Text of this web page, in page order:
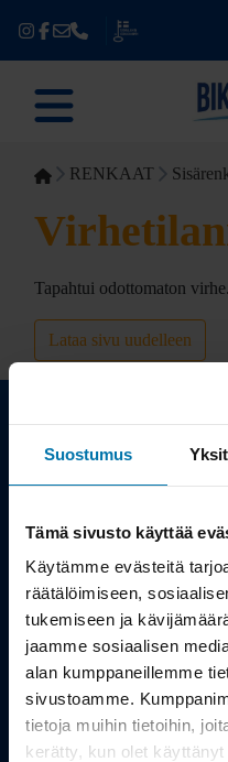
Suostumus
Tämä sivusto käyttää
Käytämme evästeitä
räätälöimiseen,
tukemiseen ja
jaamme sosiaalisen
alan kumppaneillemme
sivustoamme.
tietoja muihin tietoihin,
kerätty, kun olet käyttänyt
RENKAAT
Tapahtui odottomaton virhe.
Lataa sivu uudelleen